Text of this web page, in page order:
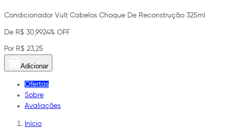
Condicionador Vult Cabelos Choque De Reconstrução 325ml
De R$ 30,9924% OFF
Por R$ 23,25
Adicionar
Ofertas
Sobre
Avaliações
Início